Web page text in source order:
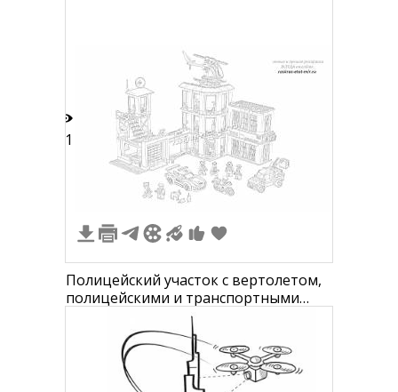
11
Полицейский участок с вертолетом,
полицейскими и транспортными